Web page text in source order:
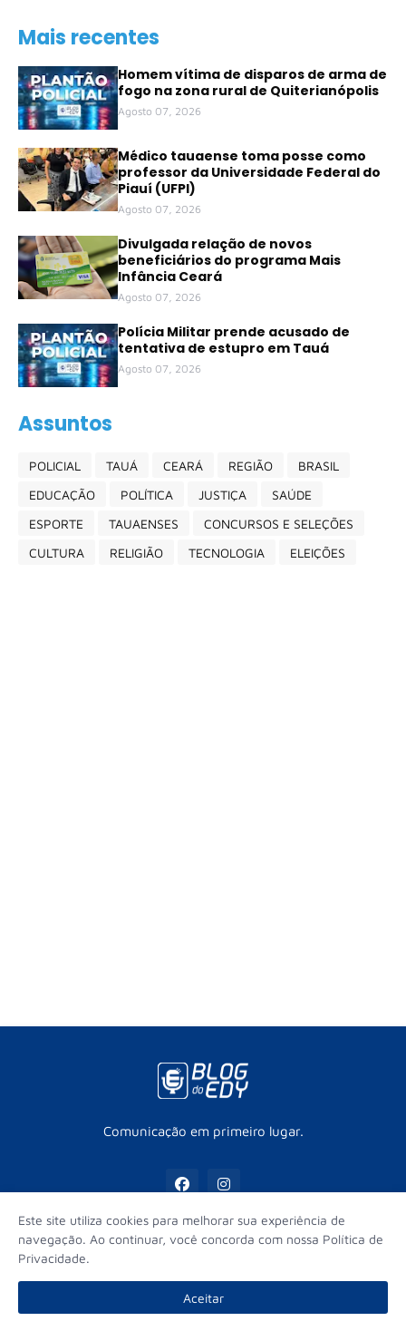
Mais recentes
Homem vítima de disparos de arma de
fogo na zona rural de Quiterianópolis
Agosto 07, 2026
Médico tauaense toma posse como
professor da Universidade Federal do
Piauí (UFPI)
Agosto 07, 2026
Divulgada relação de novos
beneficiários do programa Mais
Infância Ceará
Agosto 07, 2026
Polícia Militar prende acusado de
tentativa de estupro em Tauá
Agosto 07, 2026
Assuntos
POLICIAL TAUÁ CEARÁ REGIÃO
BRASIL
EDUCAÇÃO
POLÍTICA JUSTIÇA
SAÚDE
ESPORTE
TAUAENSES
CONCURSOS E SELEÇÕES
CULTURA
RELIGIÃO TECNOLOGIA ELEIÇÕES
Comunicação em primeiro lugar.
© Edy Fernandes - Todos os direitos reservados
Este site utiliza cookies para melhorar sua experiência de
navegação. Ao continuar, você concorda com nossa Política de
Privacidade.
Aceitar